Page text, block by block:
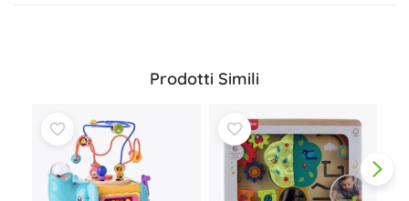
Prodotti Simili